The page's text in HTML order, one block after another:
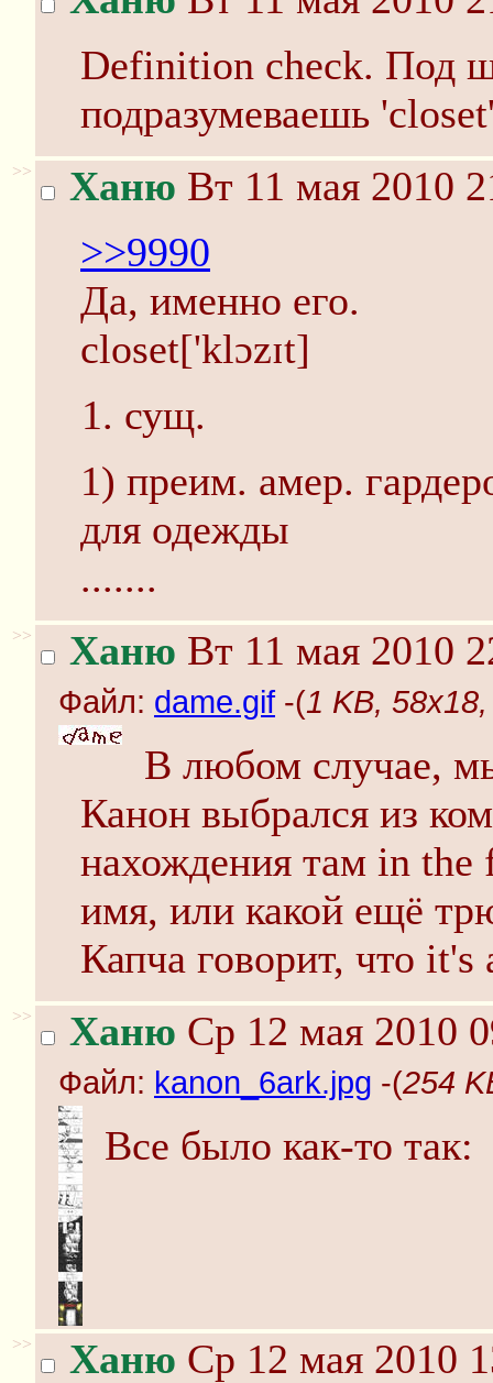
Definition check. Под
подразумеваешь
>> Ханю Вт 11 мая 2010
>>9990
Да, именно его.
closet['klɔzɪt]
сущ.
1) преим. амер.
для одежды
.......
>> Ханю Вт 11 мая 2010
Файл: dame.gif -(1 KB,
В любом случае,
Канон выбрался из
нахождения там in the
имя, или какой ещё
Капча говорит, что it's
>> Ханю Ср 12 мая 2010
Файл: kanon_6ark.jpg -(254
Все было как-то так:
>> Ханю Ср 12 мая 2010